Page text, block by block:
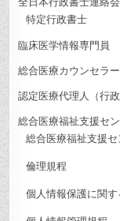
特定行政書士
臨床医学情報専門員
総合医療カウンセラー
認定医療代理人（行政
総合医療福祉支援セ
総合医療福祉支援
倫理規程
個人情報保護に関